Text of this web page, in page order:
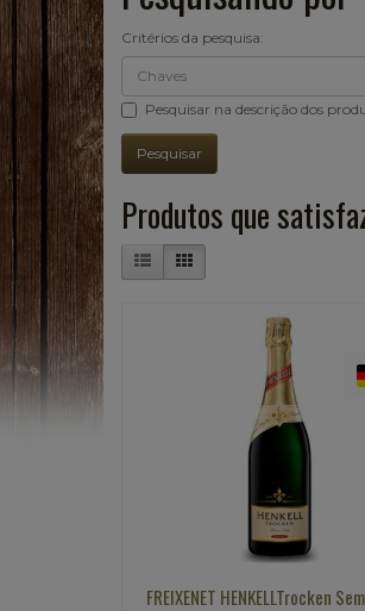
Critérios da pesquisa:
Pesquisar na descrição dos
Produtos que
FREIXENET HENKELLTrocken